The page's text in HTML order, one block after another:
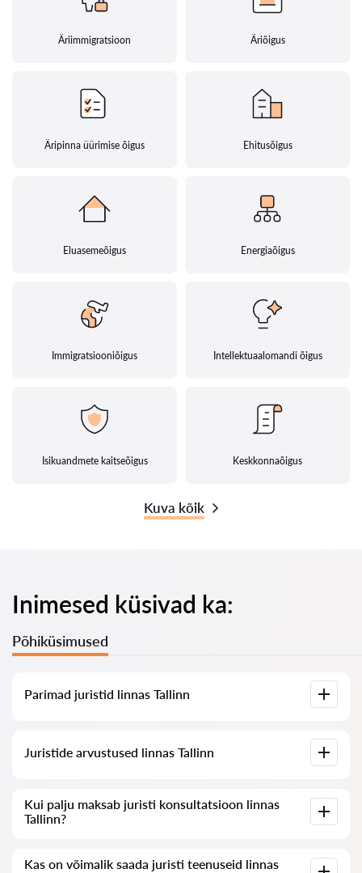
Äriimmigratsioon Äriõigus
Äripinna üürimise õigus Ehitusõigus
Eluasemeõigus Energiaõigus
Immigratsiooniõigus Intellektuaalomandi õigus
Isikuandmete kaitseõigus Keskkonnaõigus
Kuva kõik
Inimesed küsivad ka:
Põhiküsimused
Parimad juristid linnas Tallinn
Tallinn koos täieliku infoga: hinnad, arvustused,
Juristide arvustused linnas Tallinn
me ei kustuta negatiivseid arvustusi ega võimalda nende
manipuleerimist.
Kui palju maksab juristi konsultatsioon linnas
Tallinn?
olla kõrgem (hind sõltub küsimuse keerukusest ja vastuse
Kas on võimalik saada juristi teenuseid linnas